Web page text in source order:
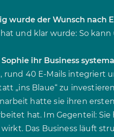
wurde der Wunsch nach
und klar wurde: So
ihr Business
rund 40 E-Mails integriert
„ins Blaue“ zu
hatte sie ihren
hat. Im Gegenteil:
wirkt. Das Business läuft